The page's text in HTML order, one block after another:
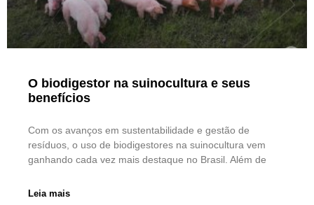
O biodigestor na suinocultura e seus
benefícios
Com os avanços em sustentabilidade e gestão de
resíduos, o uso de biodigestores na suinocultura vem
ganhando cada vez mais destaque no Brasil. Além de
Leia mais